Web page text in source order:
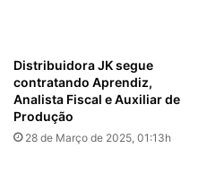
Distribuidora JK segue
contratando Aprendiz,
Analista Fiscal e Auxiliar de
Produção
28 de Março de 2025, 01:13h